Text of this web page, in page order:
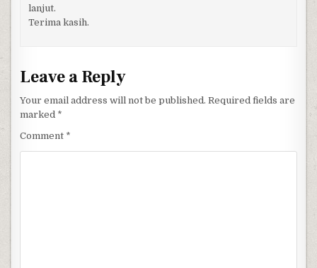
lanjut.
Terima kasih.
Leave a Reply
Your email address will not be published. Required fields are
marked *
Comment *